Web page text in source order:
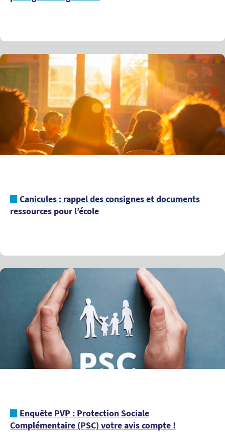
Canicules : rappel des consignes et documents
ressources pour l’école
Enquête PVP : Protection Sociale
Complémentaire (PSC) votre avis compte !